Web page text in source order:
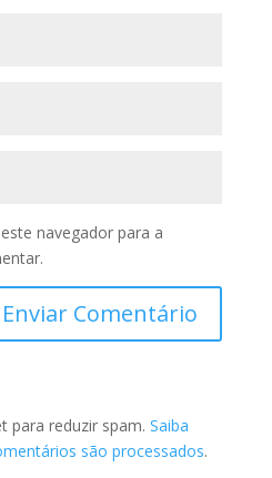
navegador para a
para reduzir spam. Saiba
são processados.